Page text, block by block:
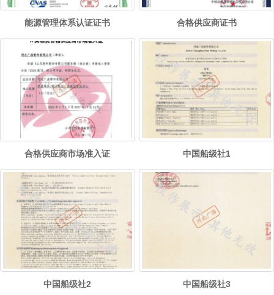
能源管理体系认证证书 合格供应商证书
合格供应商市场准入证 中国船级社1
中国船级社2 中国船级社3